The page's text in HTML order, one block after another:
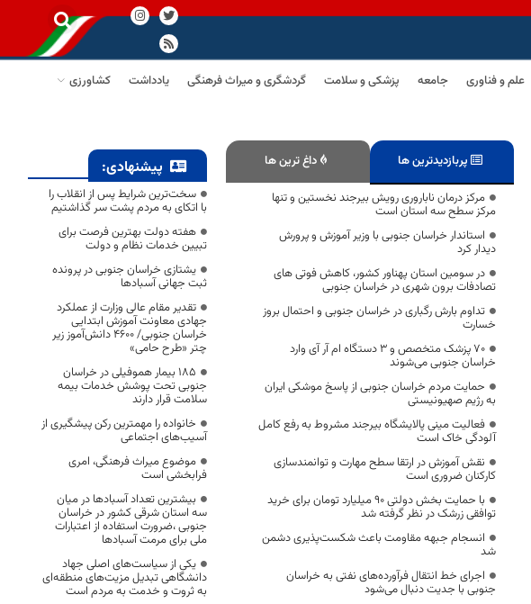
علم و فناوری جامعه پزشکی و سلامت گردشگری و میراث فرهنگی یادداشت
کشاورزی
پربازدیدترین ها داغ ترین ها
مرکز درمان ناباروری رویش بیرجند نخستین و تنها
مرکز سطح سه استان است
استاندار خراسان جنوبی با وزیر آموزش و پرورش
دیدار کرد
در سومین استان پهناور کشور، کاهش فوتی های
تصادفات برون شهری در خراسان جنوبی
تداوم بارش رگباری در خراسان جنوبی و احتمال بروز
خسارت
۷۰ پزشک متخصص و ۳ دستگاه ام آر آی وارد
خراسان جنوبی می‌شوند
حمایت مردم خراسان جنوبی از پاسخ موشکی ایران
به رژیم صهیونیستی
فعالیت مینی پالایشگاه بیرجند مشروط به رفع کامل
آلودگی خاک است
نقش آموزش در ارتقا سطح مهارت و توانمندسازی
کارکنان ضروری است
با حمایت بخش دولتی ۹۰ میلیارد تومان برای خرید
توافقی زرشک در نظر گرفته شد
انسجام جبهه مقاومت باعث شکست‌پذیری دشمن
شد
اجرای خط انتقال فرآورده‌های نفتی به خراسان
جنوبی با جدیت دنبال می‌شود
پیشنهادی:
سخت‌ترین شرایط پس از انقلاب را
با اتکای به مردم پشت سر گذاشتیم
هفته دولت بهترین فرصت برای
تبیین خدمات نظام و دولت
یشتازی خراسان جنوبی در پرونده
ثبت جهانی آسبادها
تقدیر مقام عالی وزارت از عملکرد
جهادی معاونت آموزش ابتدایی
خراسان جنوبی/ ۴۶۰۰ دانش‌آموز زیر
چتر «طرح حامی»
۱۸۵ بیمار هموفیلی در خراسان
جنوبی تحت پوشش خدمات بیمه
سلامت قرار دارند
خانواده را مهمترین رکن پیشگیری از
آسیب‌های اجتماعی
موضوع میراث فرهنگی، امری
فرابخشی است
بیشترین تعداد آسبادها در میان
سه استان شرقی کشور در خراسان
جنوبی ،ضرورت استفاده از اعتبارات
ملی برای مرمت آسبادها
یکی از سیاست‌های اصلی جهاد
دانشگاهی تبدیل مزیت‌های منطقه‌ای
به ثروت و خدمت به مردم است